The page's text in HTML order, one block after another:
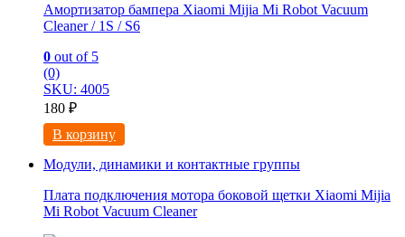
Амортизатор бампера Xiaomi Mijia Mi Robot Vacuum
Cleaner / 1S / S6
0 out of 5
(0)
SKU: 4005
180 ₽
В корзину
Модули, динамики и контактные группы
Плата подключения мотора боковой щетки Xiaomi Mijia
Mi Robot Vacuum Cleaner